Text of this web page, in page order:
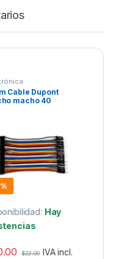
Cable Dupont
macho 40
Hay
$22.00 IVA incl.